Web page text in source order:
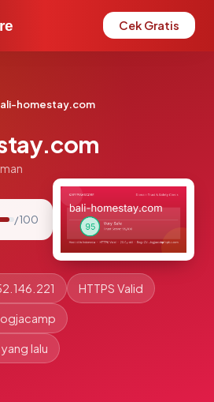
Cek Gratis
homestay.com
/ 100
HTTPS Valid
lalu